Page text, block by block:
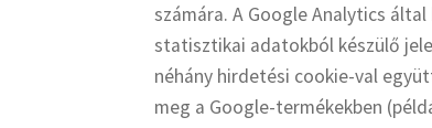
számára. A Google Analytics
statisztikai adatokból készülő
néhány hirdetési cookie-val
meg a Google-termékekben